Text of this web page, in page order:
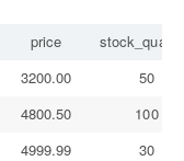
price
3200.00
50
4800.50
100
4999.99 30